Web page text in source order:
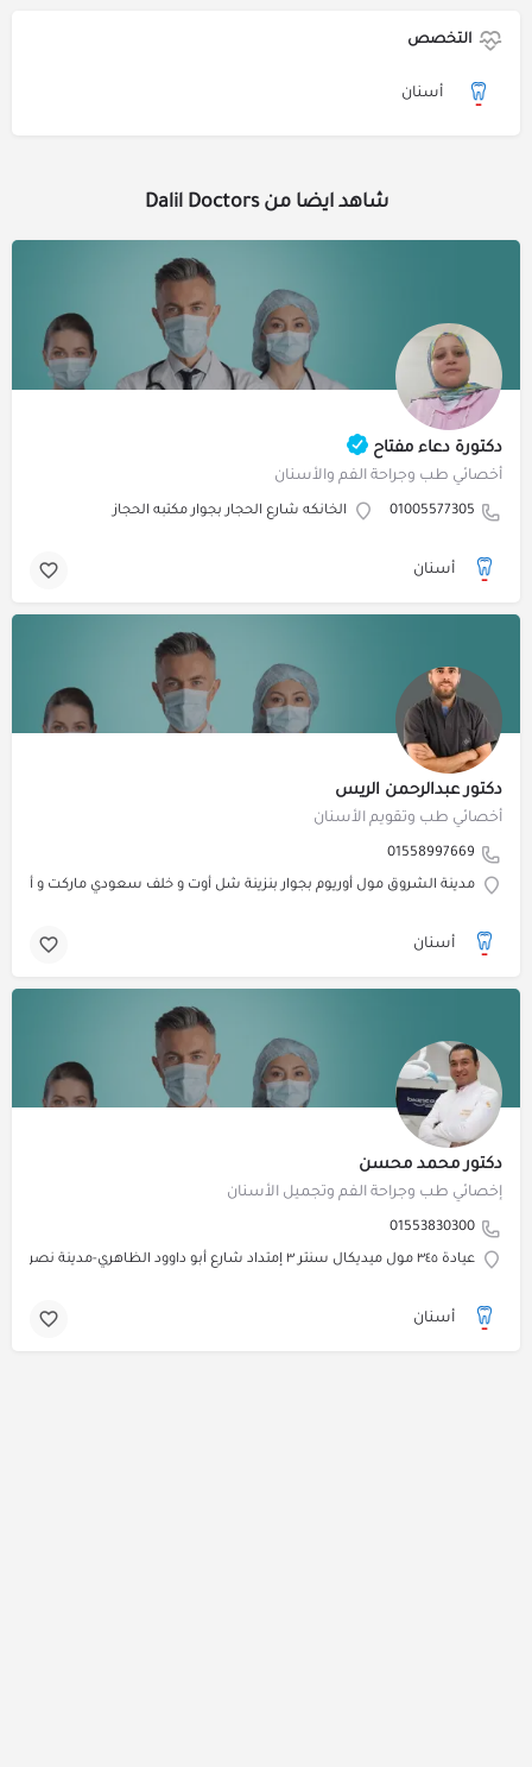
التخصص
أسنان
شاهد ايضا من Dalil Doctors
دكتورة دعاء مفتاح
أخصائي طب وجراحة الفم والأسنان
01005577305 الخانكه شارع الحجار بجوار مكتبه الحجاز
أسنان
دكتور عبدالرحمن الريس
أخصائي طب وتقويم الأسنان
01558997669
مدينة الشروق مول أوريوم بجوار بنزينة شل أوت و خلف سعودي ماركت و أعلى
أسنان
دكتور محمد محسن
إخصائي طب وجراحة الفم وتجميل الأسنان
01553830300
عيادة ٣٤٥ مول ميديكال سنتر ٣ إمتداد شارع أبو داوود الظاهري-مدينة نصر
أسنان